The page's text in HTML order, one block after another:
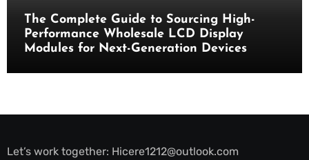
The Complete Guide to Sourcing High-
Performance Wholesale LCD Display
Modules for Next-Generation Devices
Let’s work together: Hicere1212@outlook.com